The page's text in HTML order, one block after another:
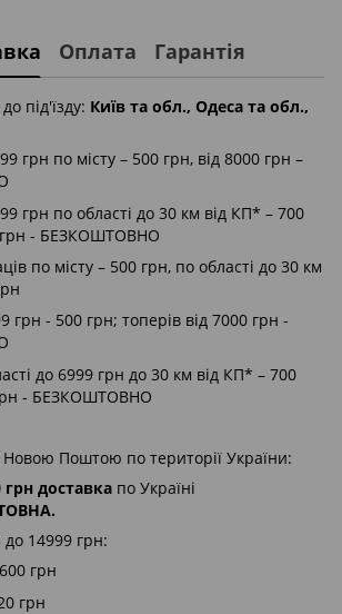
Оплата Гарантія
під'їзду: Київ та обл., Одеса та обл.,
грн по місту – 500 грн, від 8000 грн –
грн по області до 30 км від КП* – 700
грн - БЕЗКОШТОВНО
по місту – 500 грн, по області до 30 км
грн - 500 грн; топерів від 7000 грн -
до 6999 грн до 30 км від КП* – 700
- БЕЗКОШТОВНО
Новою Поштою по території України:
грн доставка по Україні
до 14999 грн:
грн
грн